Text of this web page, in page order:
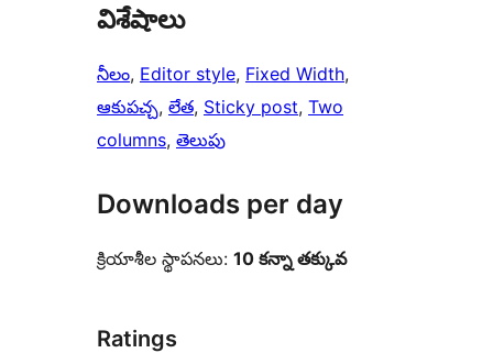
విశేషాలు
నీలం, Editor style, Fixed Width
ఆకుపచ్చ, లేత, Sticky post, Two
columns, తెలుపు
Downloads per day
క్రియాశీల స్థాపనలు: 10 కన్నా తక్కువ
Ratings